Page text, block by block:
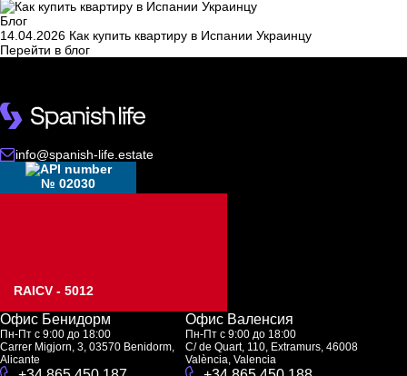
Блог
14.04.2026 Как купить квартиру в Испании Украинцу
Перейти в блог
info@spanish-life.estate
№ 02030
RAICV - 5012
Офис Бенидорм
Пн-Пт с 9:00 до 18:00
Carrer Migjorn, 3, 03570 Benidorm,
Alicante
Офис Валенсия
Пн-Пт с 9:00 до 18:00
C/ de Quart, 110, Extramurs, 46008
València, Valencia